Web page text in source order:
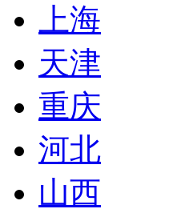
上海
天津
重庆
河北
山西